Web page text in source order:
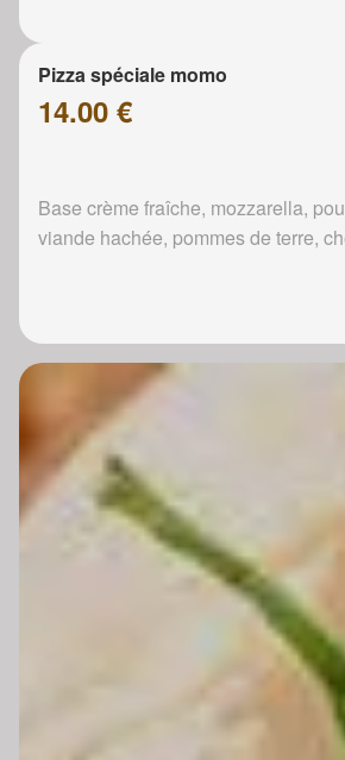
Pizza spéciale momo
14.00 €
Base crème fraîche, mozzarella,
viande hachée, pommes de terre,